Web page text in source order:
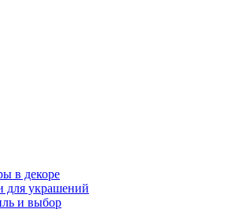
в декоре
для украшений
и выбор